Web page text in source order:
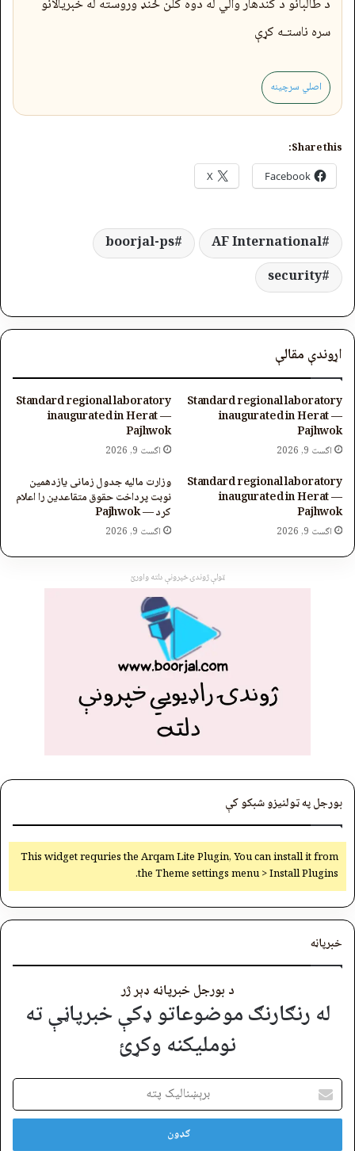
د طالبانو د کندهار والي له دوه کلن ځنډ وروسته له خبریالانو
سره ناستـه کړې
اصلي سرچینه
Share this:
Facebook
X
AF International
boorjal-ps
security
اړوندې مقالې
Standard regional laboratory
inaugurated in Herat —
Pajhwok
اگست 9, 2026
Standard regional laboratory
inaugurated in Herat —
Pajhwok
اگست 9, 2026
Standard regional laboratory
inaugurated in Herat —
Pajhwok
اگست 9, 2026
وزارت مالیه جدول زمانی یازدهمین
نوبت پرداخت حقوق متقاعدین را اعلام
کرد — Pajhwok
اگست 9, 2026
ټولې ژوندۍ خپرونې دلته واورئ
بورجل په ټولنیزو شبکو کې
This widget requries the Arqam Lite Plugin, You can install it from
the Theme settings menu > Install Plugins.
خبرپاڼه
د بورجل خبرپاڼه ډېر ژر
له رنګارنګ موضوعاتو ډکې خبرپاڼې ته
نوملیکنه وکړئ
برېښنالیک
پته